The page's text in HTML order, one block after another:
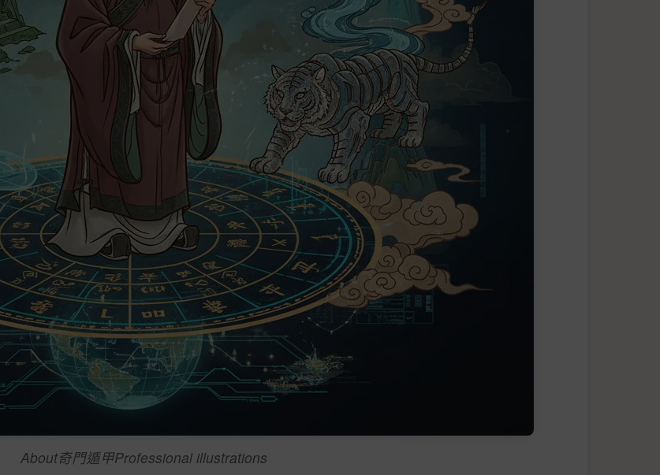
About奇門遁甲Professional illustrations